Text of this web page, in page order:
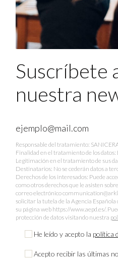
Suscríbete
nuestra
Responsable del tratamiento:
Finalidad en el tratamiento de los
Legitimación en el tratamiento de sus
Destinatarios: No se cederán datos a
Derechos de los interesados: Puede
como otros derechos que le asisten
correo electrónico
solicitar la tutela de la Agencia
su página web https://www.aepd.es/.
protección de datos visitando nuestra
He leído y acepto la política
Acepto recibir las últimas